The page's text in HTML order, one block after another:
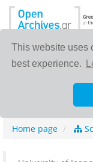
This website uses
best experience.
Home page